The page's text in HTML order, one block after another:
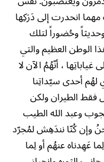
انحدرت إلى دَرَكِها
وحُضوراً لتلك
الوطن العظيم والتي
غياباتِها ، أنّهُمُ الآن لا
أحدى سيّداتِنا
فقط الطيران ولكن
وعبد الله الطيب
وإن كُنّا نندَهِش لمُجرّد
عَهِدناه عنهُم أو لِما